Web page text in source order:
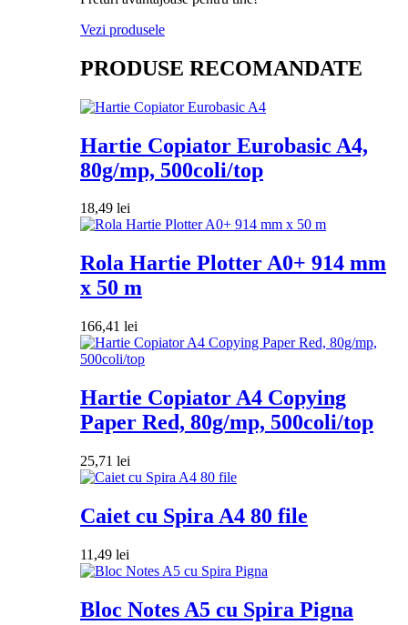
Vezi produsele
PRODUSE RECOMANDATE
Hartie Copiator Eurobasic A4,
80g/mp, 500coli/top
18,49 lei
Rola Hartie Plotter A0+ 914 mm
x 50 m
166,41 lei
Hartie Copiator A4 Copying
Paper Red, 80g/mp, 500coli/top
25,71 lei
Caiet cu Spira A4 80 file
11,49 lei
Bloc Notes A5 cu Spira Pigna